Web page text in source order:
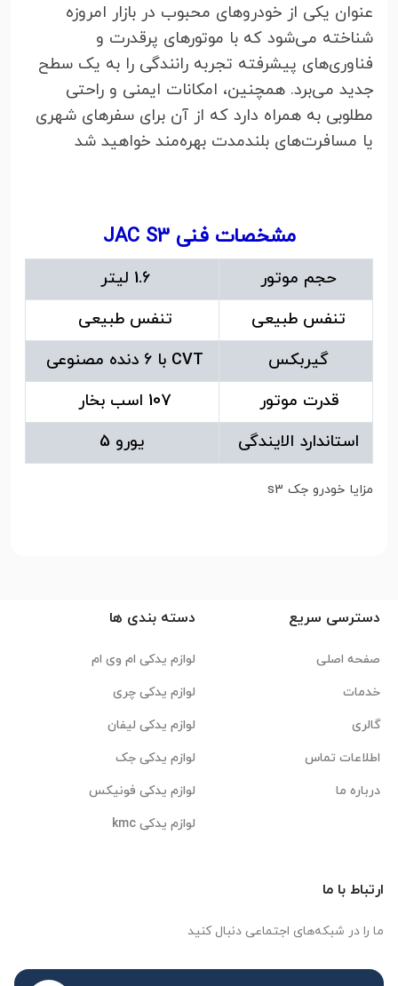
عنوان یکی از خودروهای محبوب در بازار امروزه
شناخته می‌شود که با موتورهای پرقدرت و
فناوری‌های پیشرفته تجربه رانندگی را به یک سطح
جدید می‌برد. همچنین، امکانات ایمنی و راحتی
مطلوبی به همراه دارد که از آن برای سفرهای شهری
یا مسافرت‌های بلندمدت بهره‌مند خواهید شد
مشخصات فنی JAC S3
حجم موتور
1.6 لیتر
تنفس طبیعی
تنفس طبیعی
گیربکس
CVT با 6 دنده مصنوعی
قدرت موتور
107 اسب بخار
استاندارد الایندگی
یورو 5
مزایا خودرو جک s3
دسترسی سریع
صفحه اصلی
خدمات
گالری
اطلاعات تماس
درباره ما
دسته بندی ها
لوازم یدکی ام وی ام
لوازم یدکی چری
لوازم یدکی لیفان
لوازم یدکی جک
لوازم یدکی فونیکس
لوازم یدکی kmc
ارتباط با ما
ما را در شبکه‌های اجتماعی دنبال کنید